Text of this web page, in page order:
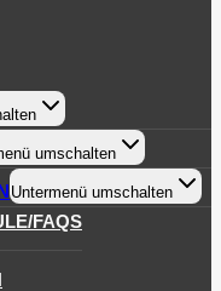
umschalten
Untermenü umschalten
FAQS